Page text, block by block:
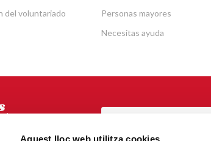
Aquest lloc web utilitza cookies
del voluntariado
Personas mayores
Necesitas ayuda
5, Entl.